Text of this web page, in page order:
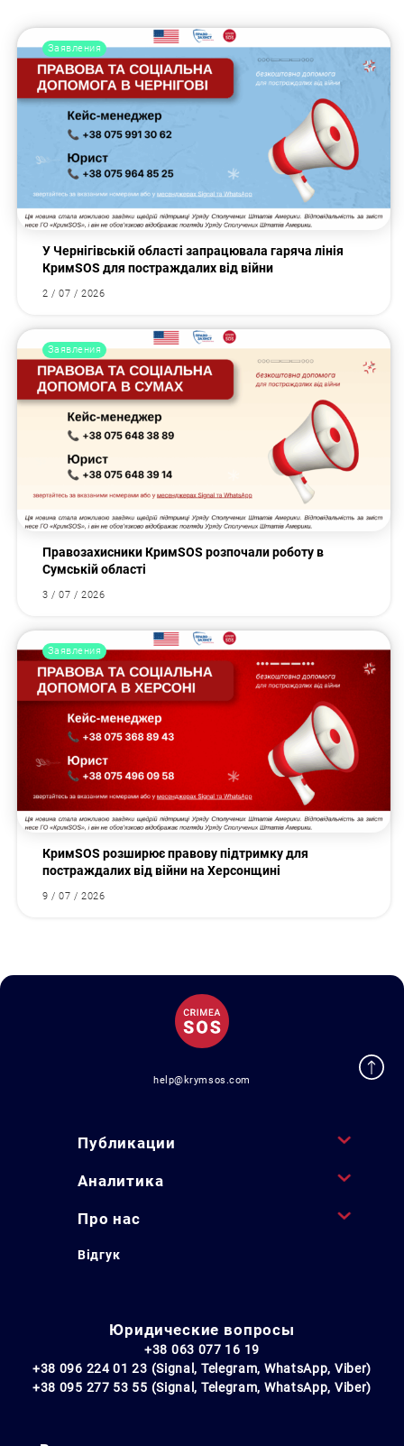
Заявления
У Чернігівській області запрацювала гаряча лінія
КримSOS для постраждалих від війни
2 / 07 / 2026
Заявления
Правозахисники КримSOS розпочали роботу в
Сумській області
3 / 07 / 2026
Заявления
КримSOS розширює правову підтримку для
постраждалих від війни на Херсонщині
9 / 07 / 2026
help@krymsos.com
Публикации
Аналитика
Про нас
Відгук
Юридические вопросы
+38 063 077 16 19
+38 096 224 01 23 (Signal, Telegram, WhatsApp, Viber)
+38 095 277 53 55 (Signal, Telegram, WhatsApp, Viber)